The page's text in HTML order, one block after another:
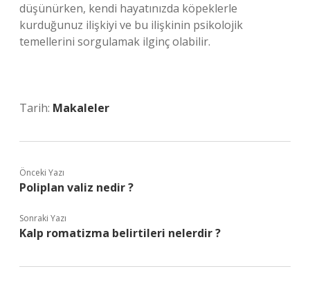
düşünürken, kendi hayatınızda köpeklerle
kurduğunuz ilişkiyi ve bu ilişkinin psikolojik
temellerini sorgulamak ilginç olabilir.
Tarih: Makaleler
Önceki Yazı
Poliplan valiz nedir ?
Sonraki Yazı
Kalp romatizma belirtileri nelerdir ?